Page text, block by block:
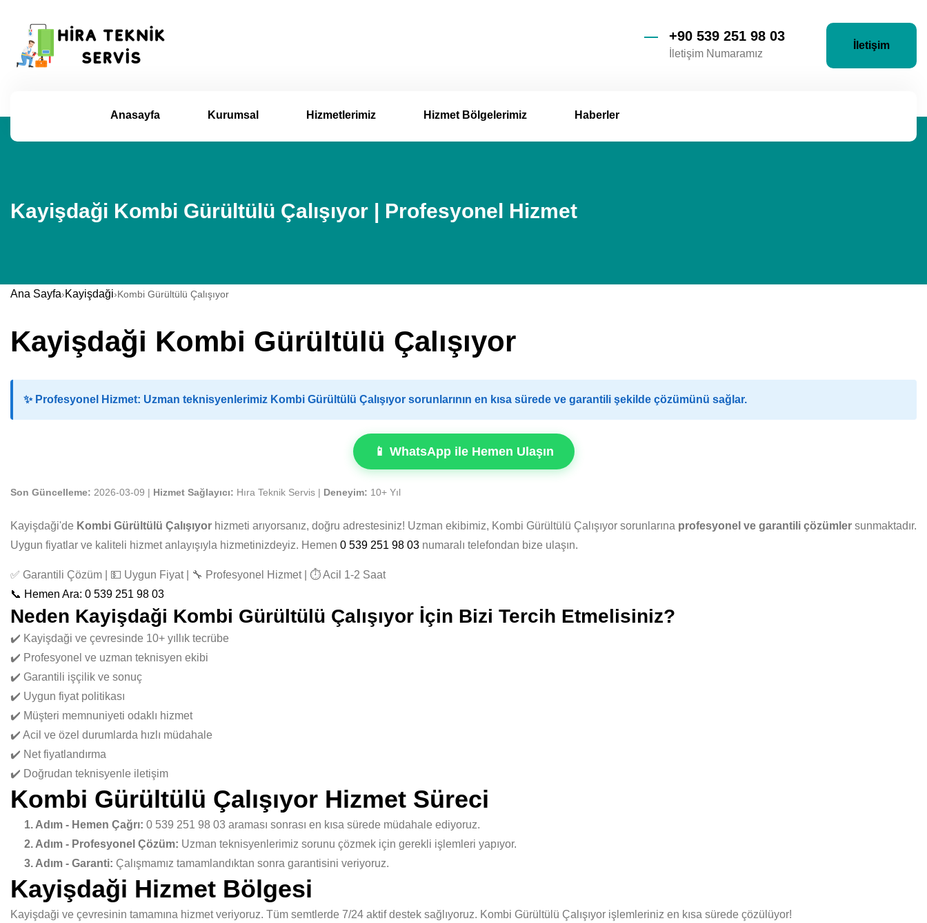
+90 539 251 98 03
İletişim Numaramız
İletişim
Anasayfa Kurumsal Hizmetlerimiz Hizmet Bölgelerimiz Haberler
Kayişdaği Kombi Gürültülü Çalışıyor | Profesyonel Hizmet
Ana Sayfa›Kayişdaği›Kombi Gürültülü Çalışıyor
Kayişdaği Kombi Gürültülü Çalışıyor
✨ Profesyonel Hizmet: Uzman teknisyenlerimiz Kombi Gürültülü Çalışıyor sorunlarının en kısa sürede ve garantili şekilde çözümünü sağlar.
📱 WhatsApp ile Hemen Ulaşın
Son Güncelleme: 2026-03-09 | Hizmet Sağlayıcı: Hıra Teknik Servis | Deneyim: 10+ Yıl
Kayişdaği'de Kombi Gürültülü Çalışıyor hizmeti arıyorsanız, doğru adrestesiniz! Uzman ekibimiz, Kombi Gürültülü Çalışıyor sorunlarına profesyonel ve garantili çözümler sunmaktadır.
Uygun fiyatlar ve kaliteli hizmet anlayışıyla hizmetinizdeyiz. Hemen 0 539 251 98 03 numaralı telefondan bize ulaşın.
✅ Garantili Çözüm | 💵 Uygun Fiyat | 🔧 Profesyonel Hizmet | ⏱️ Acil 1-2 Saat
📞 Hemen Ara: 0 539 251 98 03
Neden Kayişdaği Kombi Gürültülü Çalışıyor İçin Bizi Tercih Etmelisiniz?
✔️ Kayişdaği ve çevresinde 10+ yıllık tecrübe
✔️ Profesyonel ve uzman teknisyen ekibi
✔️ Garantili işçilik ve sonuç
✔️ Uygun fiyat politikası
✔️ Müşteri memnuniyeti odaklı hizmet
✔️ Acil ve özel durumlarda hızlı müdahale
✔️ Net fiyatlandırma
✔️ Doğrudan teknisyenle iletişim
Kombi Gürültülü Çalışıyor Hizmet Süreci
1. Adım - Hemen Çağrı: 0 539 251 98 03 araması sonrası en kısa sürede müdahale ediyoruz.
2. Adım - Profesyonel Çözüm: Uzman teknisyenlerimiz sorunu çözmek için gerekli işlemleri yapıyor.
3. Adım - Garanti: Çalışmamız tamamlandıktan sonra garantisini veriyoruz.
Kayişdaği Hizmet Bölgesi
Kayişdaği ve çevresinin tamamına hizmet veriyoruz. Tüm semtlerde 7/24 aktif destek sağlıyoruz. Kombi Gürültülü Çalışıyor işlemleriniz en kısa sürede çözülüyor!